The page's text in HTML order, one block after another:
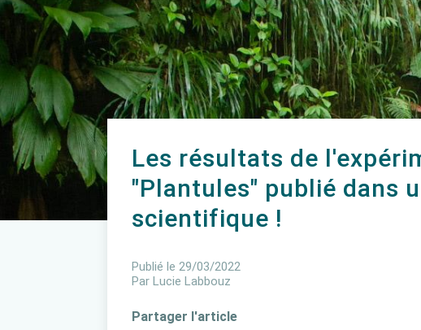
Les résultats de
"Plantules" publié dans
scientifique !
Publié le 29/03/2022
Par Lucie Labbouz
Partager l'article